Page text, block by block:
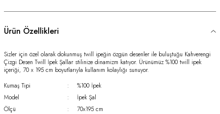
Ürün Özellikleri
Sizler için özel olarak dokunmuş twill ipeğin özgün desenler ile buluştuğu Kahverengi
Çizgi Desen Twill İpek Şallar stilinize dinamizm katıyor. Ürünümüz %100 twill ipek
içeriği, 70 x 195 cm boyutlarıyla kullanım kolaylığı sunuyor.
Kumaş Tipi
:
%100 İpek
Model
:
İpek Şal
Ölçü
:
70x195 cm